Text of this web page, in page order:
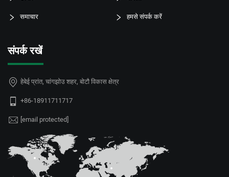
समाचार हमसे संपर्क करें
संपर्क रखें
हेबेई प्रांत, चांगझोउ शहर, बोटौ विकास क्षेत्र
+86-18911711717
[email protected]